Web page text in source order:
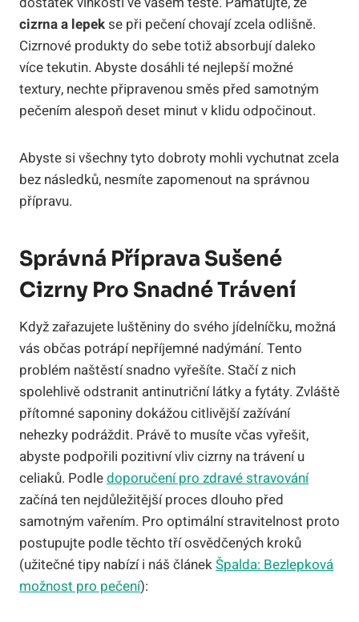
cizrna a lepekse při pečení chovají zcela odlišně.
Cizrnové produkty do sebe totiž absorbují daleko
více tekutin. Abyste dosáhli té nejlepší možné
textury, nechte připravenou směs před samotným
pečením alespoň deset minut v klidu odpočinout.
Abyste si všechny tyto dobroty mohli vychutnat zcela
bez následků, nesmíte zapomenout na správnou
přípravu.
Správná Příprava Sušené
Cizrny Pro Snadné Trávení
Když zařazujete luštěniny do svého jídelníčku, možná
vás občas potrápí nepříjemné nadýmání. Tento
problém naštěstí snadno vyřešíte. Stačí z nich
spolehlivě odstranit antinutriční látky a fytáty. Zvláště
přítomné saponiny dokážou citlivější zažívání
nehezky podráždit. Právě to musíte včas vyřešit,
abyste podpořili pozitivní vliv cizrny na trávení u
celiaků. Podledoporučení pro zdravé stravování
začíná ten nejdůležitější proces dlouho před
samotným vařením. Pro optimální stravitelnost proto
postupujte podle těchto tří osvědčených kroků
(užitečné tipy nabízí i náš článekŠpalda: Bezlepková
možnost pro pečení):